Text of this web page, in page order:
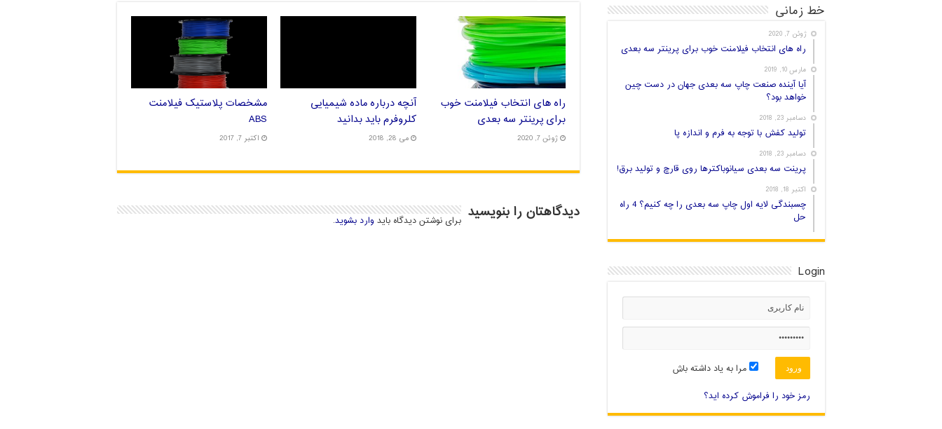
راه های انتخاب فیلامنت خوب
برای پرینتر سه بعدی
ژوئن 7, 2020
آنچه درباره ماده شیمیایی
کلروفرم باید بدانید
می 28, 2018
مشخصات پلاستیک فیلامنت
ABS
اکتبر 7, 2017
دیدگاهتان را بنویسید برای نوشتن دیدگاه باید وارد بشوید.
خط زمانی
ژوئن 7, 2020
راه های انتخاب فیلامنت خوب برای پرینتر سه بعدی
مارس 10, 2019
آیا آینده صنعت چاپ سه بعدی جهان در دست چین
خواهد بود؟
دسامبر 23, 2018
تولید کفش با توجه به فرم و اندازه پا
دسامبر 23, 2018
پرینت سه بعدی سیانوباکترها روی قارچ و تولید برق!
اکتبر 18, 2018
چسبندگی لایه اول چاپ سه بعدی را چه کنیم؟ 4 راه
حل
Login
مرا به یاد داشته باش
رمز خود را فراموش کرده اید؟